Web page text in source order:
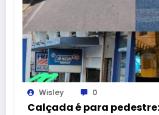
Wisley 0
Calçada é para